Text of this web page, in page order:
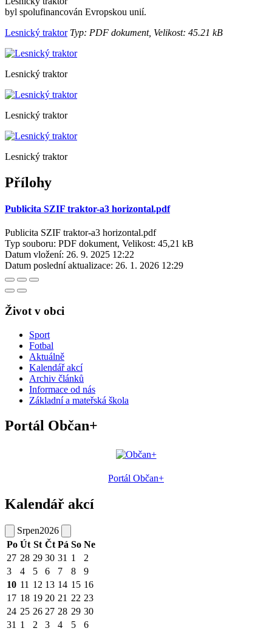
byl spolufinancován Evropskou unií.
Lesnický traktorTyp: PDF dokument, Velikost: 45.21 kB
Lesnický traktor
Lesnický traktor
Lesnický traktor
Přílohy
Publicita SZIF traktor-a3 horizontal.pdf
Publicita SZIF traktor-a3 horizontal.pdf
Typ souboru: PDF dokument, Velikost: 45,21 kB
Datum vložení: 26. 9. 2025 12:22
Datum poslední aktualizace: 26. 1. 2026 12:29
Život v obci
Sport
Fotbal
Aktuálně
Kalendář akcí
Archiv článků
Informace od nás
Základní a mateřská škola
Portál Občan+
Portál Občan+
Kalendář akcí
Srpen2026
Po Út St Čt Pá So Ne
27 28 29 30 31 1
2
3
4 5 6 7 8
9
10 11 12 13 14 15 16
17 18 19 20 21 22 23
24 25 26 27 28 29 30
31 1 2 3 4 5 6